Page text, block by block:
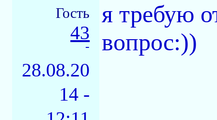
Гость
43
-
28.08.20
14 -
я требую
вопрос:))